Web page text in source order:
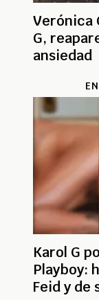
Verónica
G,
ansiedad
Karol G
Playboy:
Feid y de